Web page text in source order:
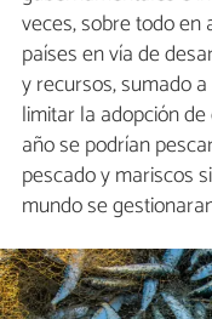
veces, sobre todo
países en vía de
y recursos, sumado
limitar la adopción
año se podrían
pescado y mariscos
mundo se